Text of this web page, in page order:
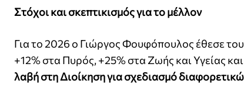
Στόχοι και σκεπτικισμός για το μέλλον
Για το 2026 ο Γιώργος Φουφόπουλος έθεσε
+12% στα Πυρός, +25% στα Ζωής και Υγείας
λαβή στη Διοίκηση για σχεδιασμό